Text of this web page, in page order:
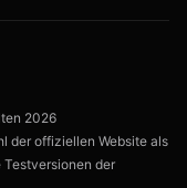
2026
der offiziellen Website als
der